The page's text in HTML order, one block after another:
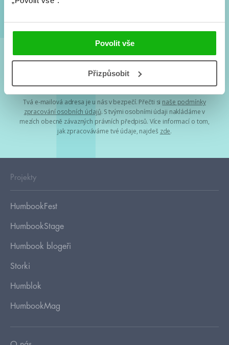
Povolit vše
Přizpůsobit
Souhlasím spodmínkami zpracování osobních údajů
Tvá e-mailová adresa je u nás v bezpečí. Přečti si naše podmínky
zpracování osobních údajů. S tvými osobními údaji nakládáme v
mezích obecně závazných právních předpisů. Více informací o tom,
jak zpracováváme tvé údaje, najdeš zde.
Projekty
HumbookFest
HumbookStage
Humbook blogeři
Storki
Humblok
HumbookMag